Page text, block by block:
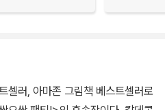
셀러, 아마존 그림책 베스트셀러로